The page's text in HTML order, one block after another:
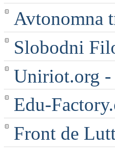
Avtonomna
Slobodni
Uniriot.org
Edu-
Front de